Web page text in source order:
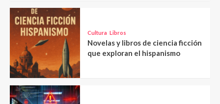
Cultura Libros
Novelas y libros de ciencia ficción
que exploran el hispanismo